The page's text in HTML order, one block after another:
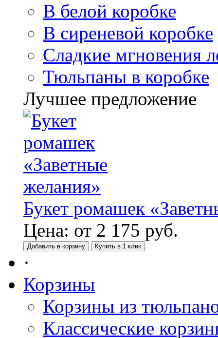
В белой коробке
В сиреневой коробке
Сладкие мгновения
Тюльпаны в коробке
Лучшее предложение
Букет ромашек
Цена: от 2 175 руб.
Добавить в корзину Купить в 1 клик
·
Корзины
Корзины из
Классические